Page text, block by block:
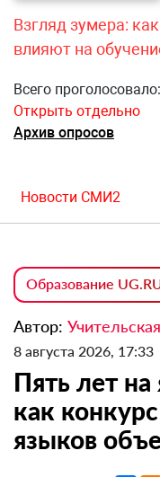
Взгляд зумера:
влияют на
Всего
Открыть отдельно
Архив опросов
Новости СМИ2
Образование
Автор:
8 августа 2026, 17:33
Пять лет на
как
языков